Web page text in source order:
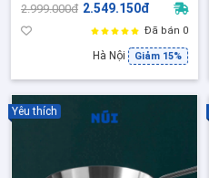
Dùng Mọi Loại Bếp
2.999.000đ 2.549.150đ
Đã bán 0
Hà Nội Giảm 15%
Yêu thích